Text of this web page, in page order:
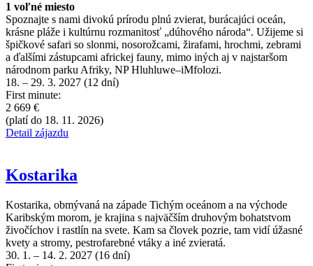
1 voľné miesto
Spoznajte s nami divokú prírodu plnú zvierat, burácajúci oceán,
krásne pláže i kultúrnu rozmanitosť „dúhového národa“. Užijeme si
špičkové safari so slonmi, nosorožcami, žirafami, hrochmi, zebrami
a ďalšími zástupcami africkej fauny, mimo iných aj v najstaršom
národnom parku Afriky, NP Hluhluwe–iMfolozi.
18. – 29. 3. 2027 (12 dní)
First minute:
2 669 €
(platí do 18. 11. 2026)
Detail zájazdu
Kostarika
Kostarika, obmývaná na západe Tichým oceánom a na východe
Karibským morom, je krajina s najväčším druhovým bohatstvom
živočíchov i rastlín na svete. Kam sa človek pozrie, tam vidí úžasné
kvety a stromy, pestrofarebné vtáky a iné zvieratá.
30. 1. – 14. 2. 2027 (16 dní)